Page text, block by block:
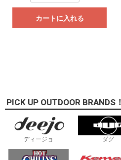
カートに入れる
PICK UP OUTDOOR BRANDS！
ディージョ ダグ